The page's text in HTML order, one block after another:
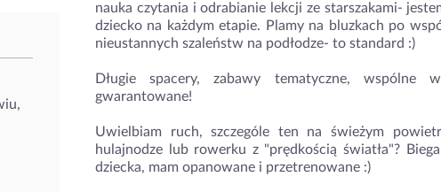
nauka czytania i odrabianie lekcji ze starszakami-
dziecko na każdym etapie. Plamy na bluzkach po
nieustannych szaleństw na podłodze- to standard :)
Długie spacery, zabawy tematyczne, wspólne
gwarantowane!
Uwielbiam ruch, szczególe ten na świeżym
hulajnodze lub rowerku z "prędkością światła"?
dziecka, mam opanowane i przetrenowane :)